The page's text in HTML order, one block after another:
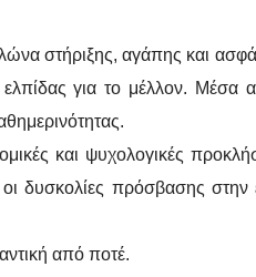
στήριξης, αγάπης και
για το μέλλον. Μέσα
και ψυχολογικές
δυσκολίες πρόσβασης στην
από ποτέ.